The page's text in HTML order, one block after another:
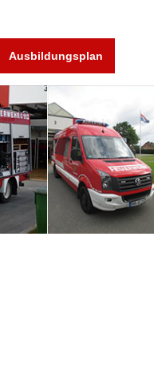
Ausbildungsplan